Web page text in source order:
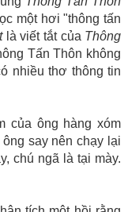
một hơi "thông tấn
là viết tắt của Thông
Tấn Thôn không
nhiều thơ thông tin
của ông hàng xóm
say nên chạy lại
chú ngã là tại mày.